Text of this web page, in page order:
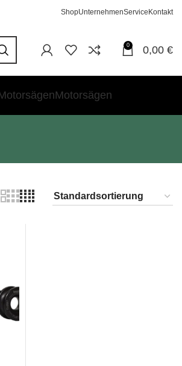
ShopUnternehmenService Kontakt
0 0,00 €
Motorsägen